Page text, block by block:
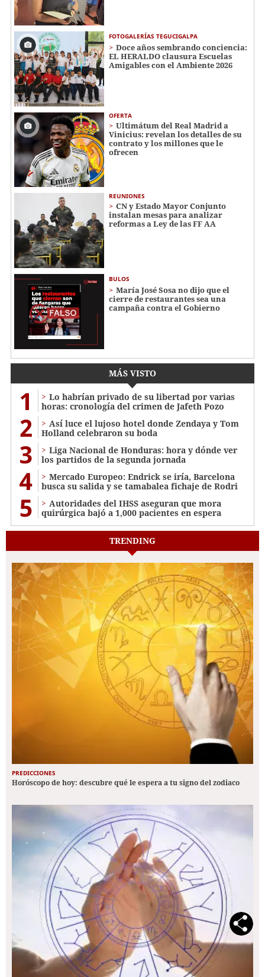
FOTOGALERÍAS TEGUCIGALPA
Doce años sembrando conciencia:
EL HERALDO clausura Escuelas
Amigables con el Ambiente 2026
OFERTA
Ultimátum del Real Madrid a
Vinicius: revelan los detalles de su
contrato y los millones que le
ofrecen
REUNIONES
CN y Estado Mayor Conjunto
instalan mesas para analizar
reformas a Ley de las FF AA
BULOS
María José Sosa no dijo que el
cierre de restaurantes sea una
campaña contra el Gobierno
MÁS VISTO
1
Lo habrían privado de su libertad por varias
horas: cronología del crimen de Jafeth Pozo
2
Así luce el lujoso hotel donde Zendaya y Tom
Holland celebraron su boda
3
Liga Nacional de Honduras: hora y dónde ver
los partidos de la segunda jornada
4
Mercado Europeo: Endrick se iría, Barcelona
busca su salida y se tamabalea fichaje de Rodri
5
Autoridades del IHSS aseguran que mora
quirúrgica bajó a 1,000 pacientes en espera
TRENDING
PREDICCIONES
Horóscopo de hoy: descubre qué le espera a tu signo del zodiaco